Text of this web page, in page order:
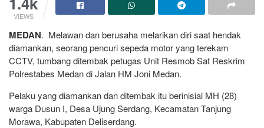
VIEWS
MEDAN. Melawan dan berusaha melarikan diri saat hendak
diamankan, seorang pencuri sepeda motor yang terekam
CCTV, tumbang ditembak petugas Unit Resmob Sat Reskrim
Polrestabes Medan di Jalan HM Joni Medan.
Pelaku yang diamankan dan ditembak itu berinisial MH (28)
warga Dusun I, Desa Ujung Serdang, Kecamatan Tanjung
Morawa, Kabupaten Deliserdang.